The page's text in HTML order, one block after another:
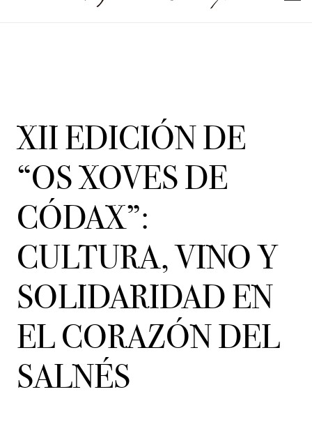
XII EDICIÓN DE
“OS XOVES DE
CÓDAX”:
CULTURA, VINO Y
SOLIDARIDAD EN
EL CORAZÓN DEL
SALNÉS